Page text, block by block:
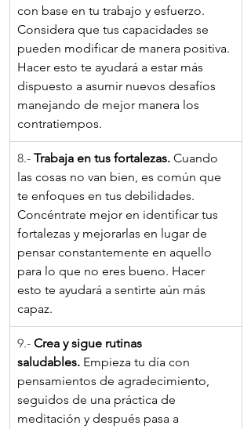
con base en tu trabajo y esfuerzo.
Considera que tus capacidades se
pueden modificar de manera positiva.
Hacer esto te ayudará a estar más
dispuesto a asumir nuevos desafíos
manejando de mejor manera los
contratiempos.
8.- Trabaja en tus fortalezas. Cuando
las cosas no van bien, es común que
te enfoques en tus debilidades.
Concéntrate mejor en identificar tus
fortalezas y mejorarlas en lugar de
pensar constantemente en aquello
para lo que no eres bueno. Hacer
esto te ayudará a sentirte aún más
capaz.
9.- Crea y sigue rutinas
saludables. Empieza tu día con
pensamientos de agradecimiento,
seguidos de una práctica de
meditación y después pasa a